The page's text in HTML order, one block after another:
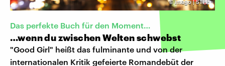
©imago | STPP
Das perfekte Buch für den Moment…
…wenn du zwischen Welten schwebst
"Good Girl" heißt das fulminante und von der
internationalen Kritik gefeierte Romandebüt der